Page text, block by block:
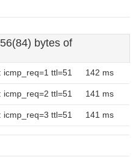
bytes of
icmp_req=1 ttl=51 142 ms
icmp_req=2 ttl=51 141 ms
icmp_req=3 ttl=51 141 ms